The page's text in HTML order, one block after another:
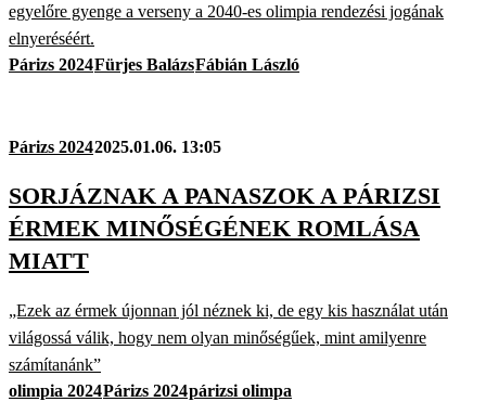
egyelőre gyenge a verseny a 2040-es olimpia rendezési jogának
elnyeréséért.
Párizs 2024Fürjes BalázsFábián László
Párizs 20242025.01.06. 13:05
SORJÁZNAK A PANASZOK A PÁRIZSI
ÉRMEK MINŐSÉGÉNEK ROMLÁSA
MIATT
„Ezek az érmek újonnan jól néznek ki, de egy kis használat után
világossá válik, hogy nem olyan minőségűek, mint amilyenre
számítanánk”
olimpia 2024Párizs 2024párizsi olimpa